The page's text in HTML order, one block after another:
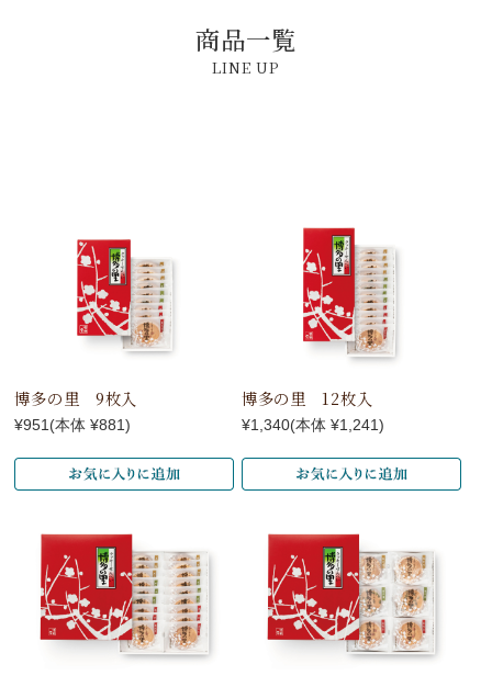
商品一覧
博多の里 9枚入
¥951 (本体 ¥881)
博多の里 12枚入
¥1,340(本体 ¥1,241)